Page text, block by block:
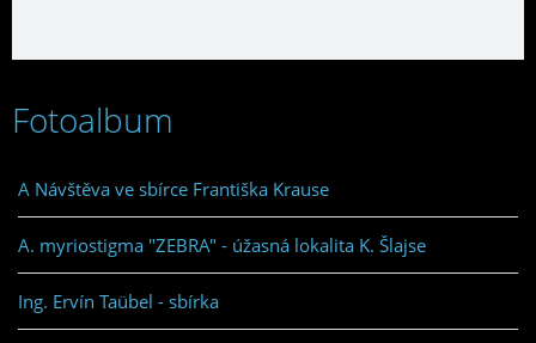
Fotoalbum
A Návštěva ve sbírce Františka Krause
A. myriostigma "ZEBRA" - úžasná lokalita K. Šlajse
Ing. Ervín Taübel - sbírka